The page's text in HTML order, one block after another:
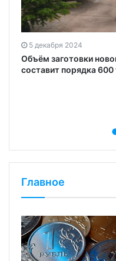
5 декабря 2024
Объём заготовки
составит порядка
Главное